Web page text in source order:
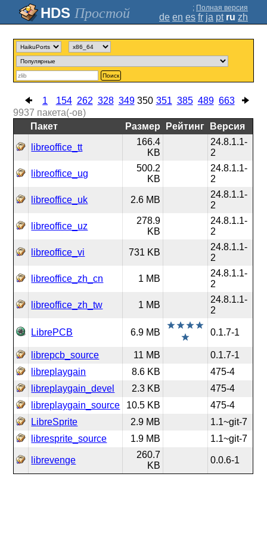
Простой ; Полная версия
de en es fr ja pt ru zh
Поиск
1 154 262 328 349 350 351 385 489 663
9937 пакета(-ов)
Пакет
Размер Рейтинг Версия
libreoffice_tt
166.4
KB
24.8.1.1-
2
libreoffice_ug
500.2
KB
24.8.1.1-
2
libreoffice_uk 2.6 MB
24.8.1.1-
2
libreoffice_uz
278.9
KB
24.8.1.1-
2
libreoffice_vi 731 KB
24.8.1.1-
2
libreoffice_zh_cn 1 MB
24.8.1.1-
2
libreoffice_zh_tw 1 MB
24.8.1.1-
2
LibrePCB 6.9 MB 0.1.7-1
librepcb_source 11 MB
0.1.7-1
libreplaygain
8.6 KB
475-4
libreplaygain_devel
2.3 KB
475-4
libreplaygain_source
10.5 KB
475-4
LibreSprite
2.9 MB
1.1~git-7
libresprite_source
1.9 MB 1.1~git-7
librevenge
260.7
KB
0.0.6-1